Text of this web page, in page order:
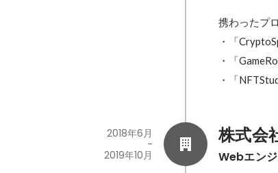
携わったプ
・「
・「
・「
株式
Webエン
2018年6月
-
2019年10月